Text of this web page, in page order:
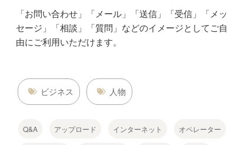
「お問い合わせ」「メール」「送信」「受信」「メッ
セージ」「相談」「質問」などのイメージとしてご自
由にご利用いただけます。
ビジネス 人物
Q&A アップロード インターネット オペレーター